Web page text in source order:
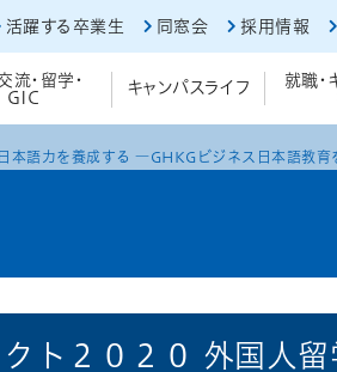
活躍する卒業生 同窓会 採用情報
流・留学・
GIC
キャンパスライフ
就職・
本語力を養成する ―GHKGビジネス日本語教育
ト２０２０ 外国人留